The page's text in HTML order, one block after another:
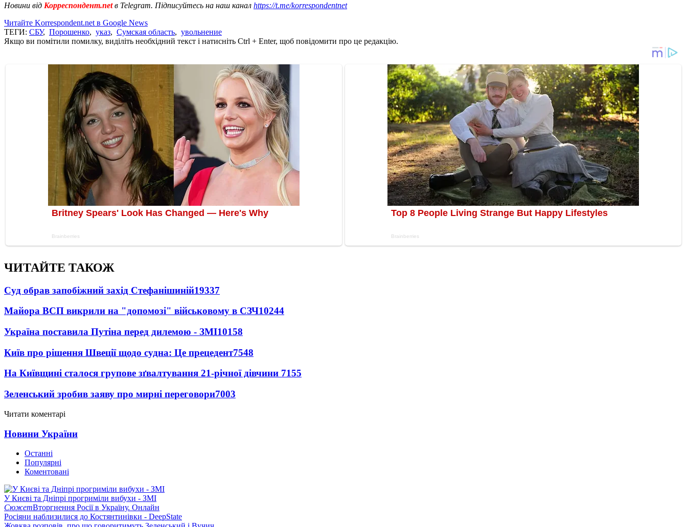
Новини від Корреспондент.netв Telegram. Підписуйтесь на наш канал https://t.me/korrespondentnet
Читайте Korrespondent.net в Google News
ТЕГИ: СБУ, Порошенко, указ, Сумская область, увольнение
Якщо ви помітили помилку, виділіть необхідний текст і натисніть Ctrl + Enter, щоб повідомити про це редакцію.
ЧИТАЙТЕ ТАКОЖ
Суд обрав запобіжний захід Стефанішиній19337
Майора ВСП викрили на "допомозі" військовому в СЗЧ10244
Україна поставила Путіна перед дилемою - ЗМІ10158
Київ про рішення Швеції щодо судна: Це прецедент7548
На Київщині сталося групове зґвалтування 21-річної дівчини 7155
Зеленський зробив заяву про мирні переговори7003
Читати коментарі
Новини України
Останні
Популярні
Коментовані
У Києві та Дніпрі прогриміли вибухи - ЗМІ
СюжетВторгнення Росії в Україну. Онлайн
Росіяни наблизилися до Костянтинівки - DeepState